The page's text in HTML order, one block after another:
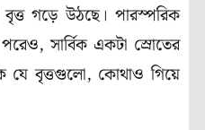
গড়ে উঠছে। পারস্পরিক
পরেও, সার্বিক একটা স্রোতের
যে বৃত্তগুলো, কোথাও গিয়ে